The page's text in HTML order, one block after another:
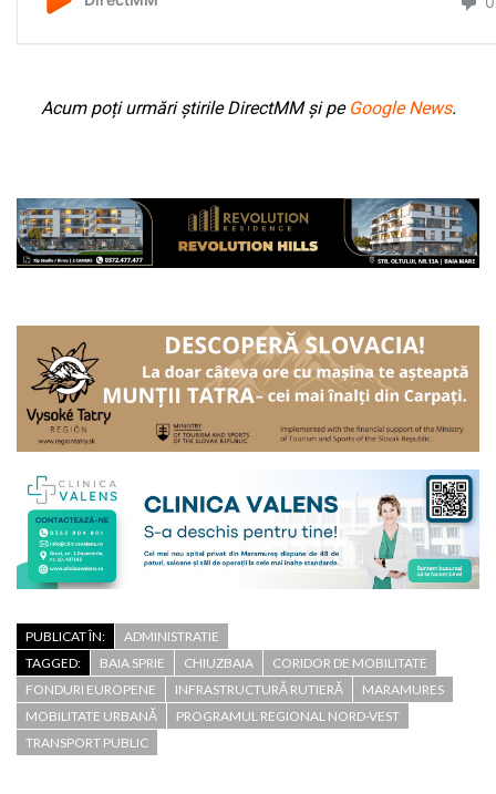
Acum poți urmări știrile DirectMM și pe Google News.
PUBLICAT ÎN:
ADMINISTRATIE
TAGGED:
BAIA SPRIE CHIUZBAIA
CORIDOR DE MOBILITATE
FONDURI EUROPENE
INFRASTRUCTURĂ RUTIERĂ
MARAMURES
MOBILITATE URBANĂ
PROGRAMUL REGIONAL NORD-VEST
TRANSPORT PUBLIC